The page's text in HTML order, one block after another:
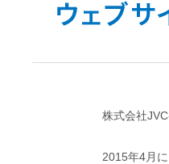
株式会社
2015年4月